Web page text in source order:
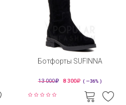
Ботфорты SUFINNA
13 000 8 300 ( —36% )